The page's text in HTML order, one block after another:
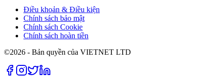
Điều khoản & Điều kiện
Chính sách bảo mật
Chính sách Cookie
Chính sách hoàn tiền
©2026 - Bản quyền của VIETNET LTD